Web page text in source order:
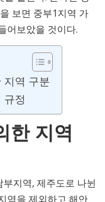
보면 중부1지역 가
어보았을 것이다.
지역 구분
규정
한 지역
지역, 제주도로 나뉜
역을 제외하고 해안